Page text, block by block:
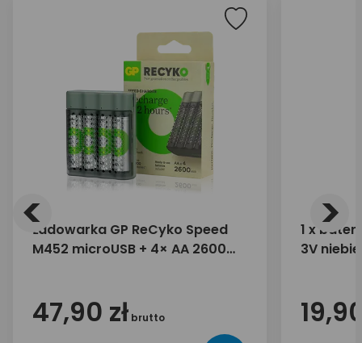
Ładowarka GP ReCyko Speed
M452 microUSB + 4× AA 2600
47,90 zł brutto
1 x
3V
< >